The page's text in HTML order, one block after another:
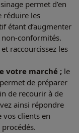
permet d’en
réduire les
étant d’augmenter
conformités.
raccourcissez les
votre marché ; le
de préparer
de recourir à de
ainsi répondre
vos clients en